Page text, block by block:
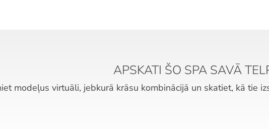
APSKATI ŠO SPA SAVĀ
modeļus virtuāli, jebkurā krāsu kombinācijā un skatiet, kā tie